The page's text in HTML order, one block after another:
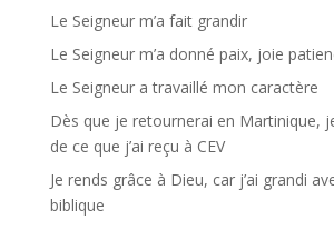
Le Seigneur m’a fait grandir
Le Seigneur m’a donné paix, joie
Le Seigneur a travaillé mon caractère
Dès que je retournerai en Martinique,
de ce que j’ai reçu à CEV
Je rends grâce à Dieu, car j’ai grandi
biblique